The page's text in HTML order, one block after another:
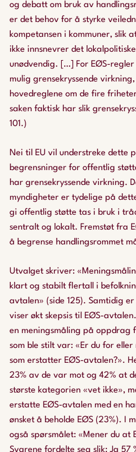
og debatt om bruk av
er det behov for å styrke
kompetansen i kommuner, slik
ikke innsnevrer det
unødvendig. […] For EØS-
mulig grensekryssende
hovedreglene om de fire
saken faktisk har slik
101.)
Nei til EU vil understreke dette
begrensninger for offentlig
har grensekryssende virkning.
myndigheter er tydelige på
gi offentlig støtte tas i bruk i
sentralt og lokalt. Fremstøt fra
å begrense handlingsrommet
Utvalget skriver:
klart og stabilt flertall i
avtalen» (side 125). Samtidig
viser økt skepsis til EØS-
en meningsmåling på oppdrag
som ble stilt var: «Er du for eller
som erstatter EØS-avtalen?».
23% av de var mot og 42% at
største kategorien «vet ikke»,
erstatte EØS-avtalen med en
ønsket å beholde EØS (23%). I
også spørsmålet: «Mener du at
Svarene fordelte seg slik: Ja 57